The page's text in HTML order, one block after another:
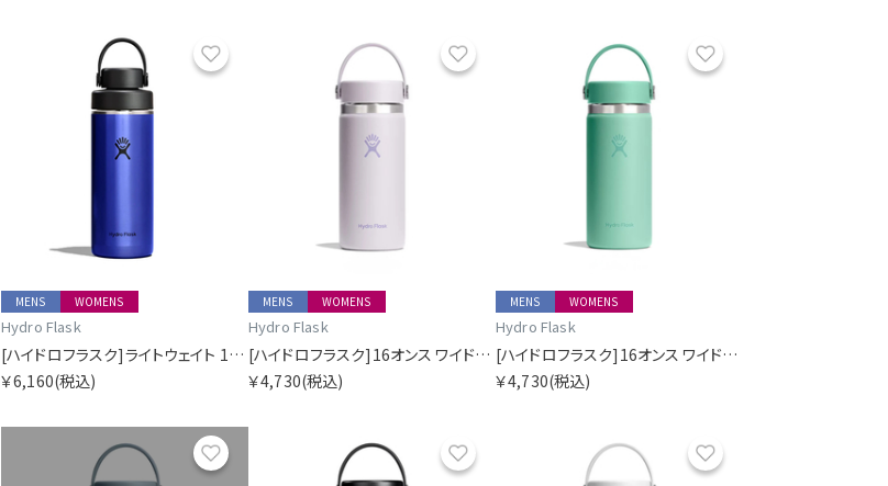
MENS WOMENS
Hydro Flask
[ハイドロフラスク]ライトウェイト 16オンス ワイド フレックス チャグ キャップ サファイアブルー
￥6,160(税込)
MENS WOMENS
Hydro Flask
[ハイドロフラスク]16オンス ワイドマウス
￥4,730(税込)
MENS WOMENS
Hydro Flask
[ハイドロフラスク]16オンス ワイドマウス
￥4,730(税込)